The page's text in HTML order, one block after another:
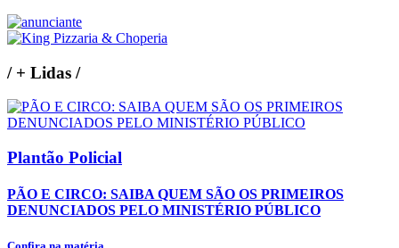
/+ Lidas /
Plantão Policial
PÃO E CIRCO: SAIBA QUEM SÃO OS PRIMEIROS
DENUNCIADOS PELO MINISTÉRIO PÚBLICO
Confira na matéria